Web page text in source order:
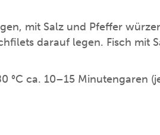
mit Salz und Pfeffer
darauf legen. Fisch mit
°C ca. 10–15 Minutengaren